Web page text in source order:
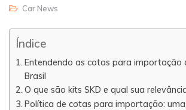
Car News
Índice
Entendendo as cotas para importação
Brasil
O que são kits SKD e qual sua
Política de cotas para importação: